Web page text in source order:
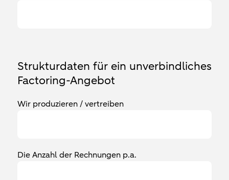
Strukturdaten für ein unverbindliches
Factoring-Angebot
Wir produzieren / vertreiben
Die Anzahl der Rechnungen p.a.